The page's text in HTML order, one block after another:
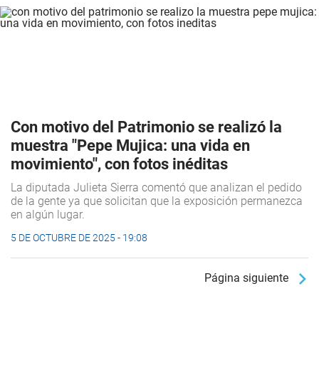
Con motivo del Patrimonio se realizó la
muestra "Pepe Mujica: una vida en
movimiento", con fotos inéditas
La diputada Julieta Sierra comentó que analizan el pedido
de la gente ya que solicitan que la exposición permanezca
en algún lugar.
5 DE OCTUBRE DE 2025 - 19:08
Página siguiente